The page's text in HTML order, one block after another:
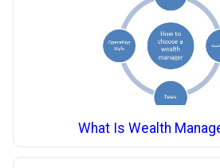
What Is Wealth